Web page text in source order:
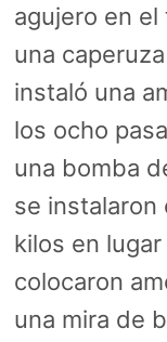
agujero en
una
instaló una
los ocho
una bomba
se instalaron
kilos en
colocaron
una mira de